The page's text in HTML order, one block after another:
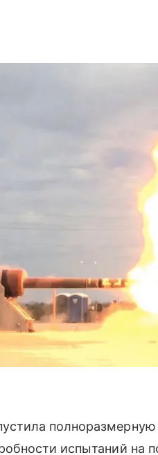
полноразмерную
испытаний на